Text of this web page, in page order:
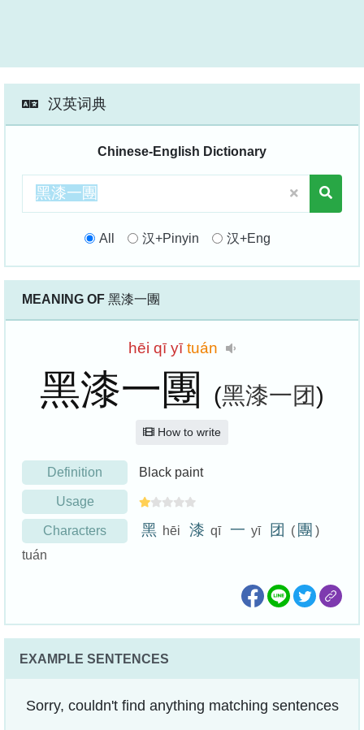
汉英词典
Chinese-English Dictionary
All 汉+Pinyin 汉+Eng
MEANING OF 黑漆一團
hēi qīyītuán
黑漆一團 (黑漆一团)
How to write
Definition Black paint
Usage
Characters 黑 hēi 漆 qī 一 yī 团 ( 團 )
tuán
EXAMPLE SENTENCES
Sorry, couldn't find anything matching sentences